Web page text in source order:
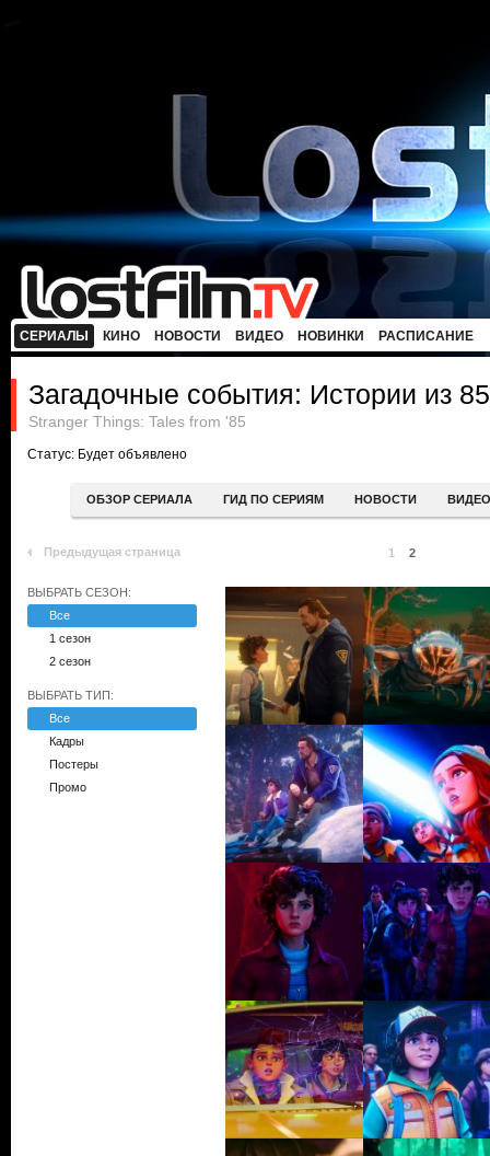
СЕРИАЛЫ КИНО НОВОСТИ ВИДЕО НОВИНКИ РАСПИСАНИЕ
Загадочные события: Истории из
Stranger Things: Tales from '85
Статус: Будет объявлено
ОБЗОР СЕРИАЛА ГИД ПО СЕРИЯМ НОВОСТИ ВИДЕО
Предыдущая страница 1 2
ВЫБРАТЬ СЕЗОН:
Все
1 сезон
2 сезон
ВЫБРАТЬ ТИП:
Все
Кадры
Постеры
Промо